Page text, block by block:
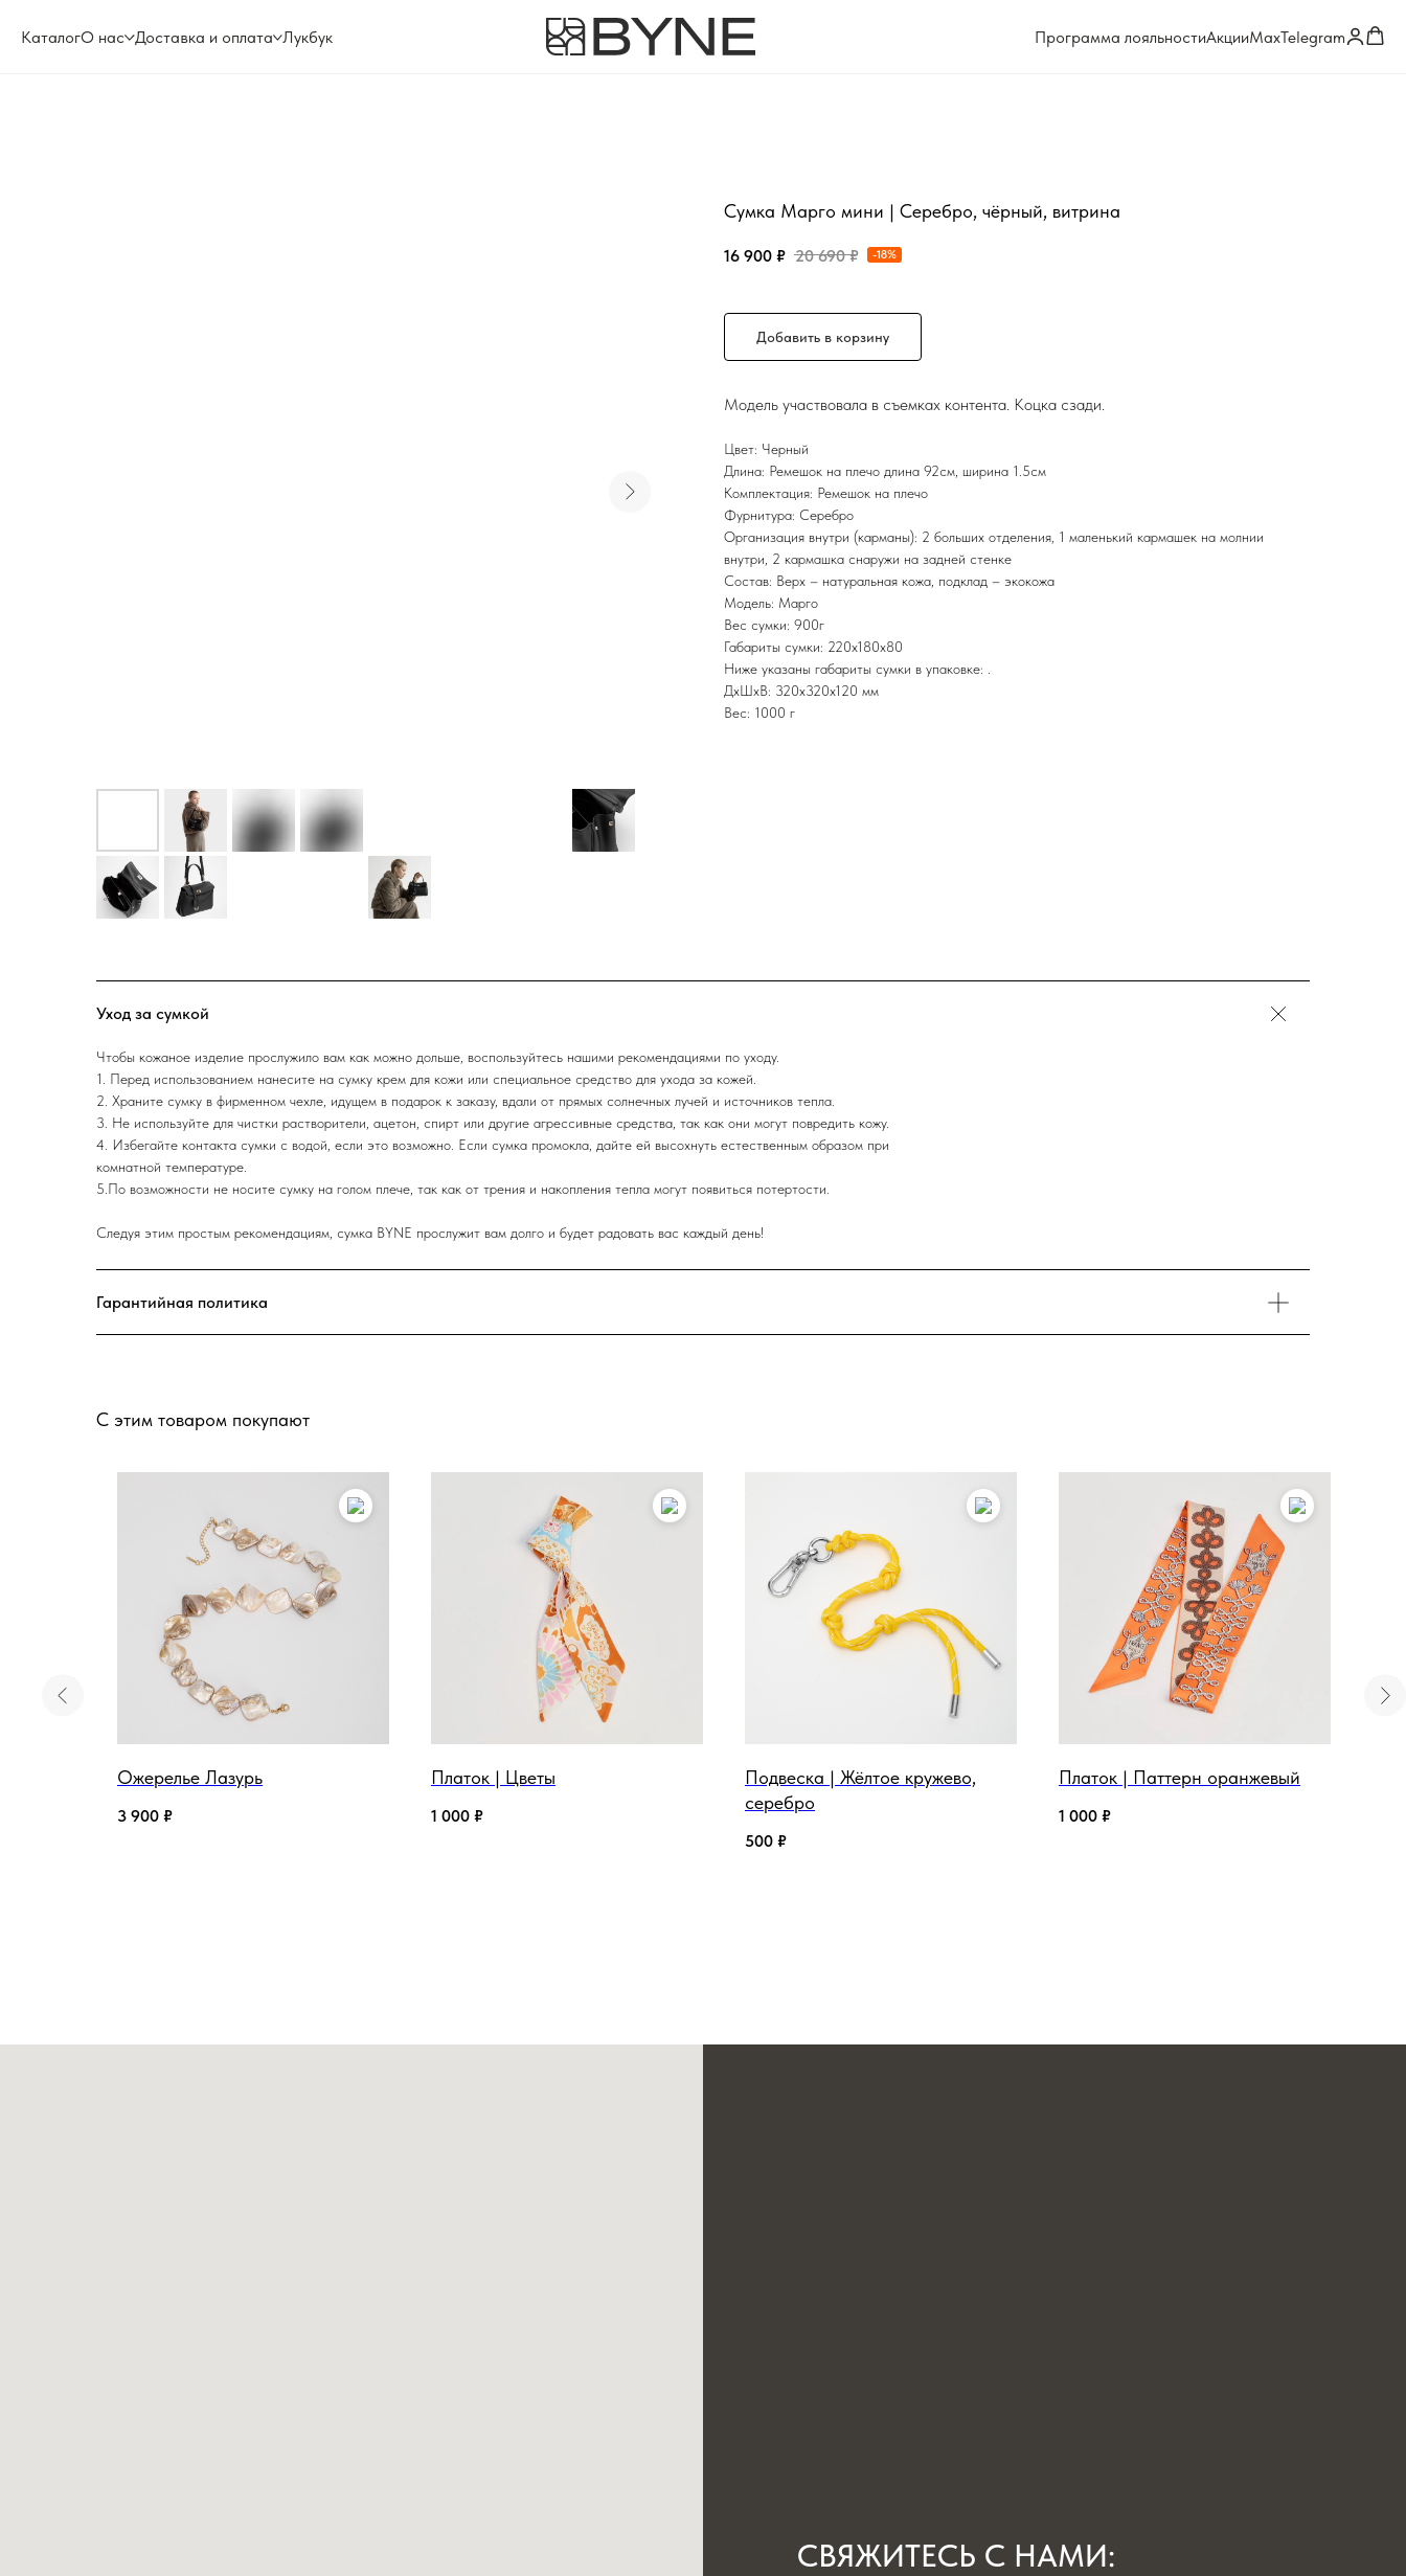
КаталогО нас Доставка и оплата Лукбук Программа лояльностиАкцииMaxTelegram
Сумка Марго мини | Серебро, чёрный, витрина
16 900 ₽ 20 690 ₽ -18%
Добавить в корзину
Модель участвовала в съемках контента. Коцка сзади.
Цвет: Черный
Длина: Ремешок на плечо длина 92см, ширина 1.5см
Комплектация: Ремешок на плечо
Фурнитура: Серебро
Организация внутри (карманы): 2 больших отделения, 1 маленький кармашек на молнии
внутри, 2 кармашка снаружи на задней стенке
Состав: Верх – натуральная кожа, подклад – экокожа
Модель: Марго
Вес сумки: 900г
Габариты сумки: 220х180х80
Ниже указаны габариты сумки в упаковке: .
ДxШxВ: 320x320x120 мм
Вес: 1000 г
Уход за сумкой
Чтобы кожаное изделие прослужило вам как можно дольше, воспользуйтесь нашими рекомендациями по уходу.
1. Перед использованием нанесите на сумку крем для кожи или специальное средство для ухода за кожей.
2. Храните сумку в фирменном чехле, идущем в подарок к заказу, вдали от прямых солнечных лучей и источников тепла.
3. Не используйте для чистки растворители, ацетон, спирт или другие агрессивные средства, так как они могут повредить кожу.
4. Избегайте контакта сумки с водой, если это возможно. Если сумка промокла, дайте ей высохнуть естественным образом при
комнатной температуре.
5.По возможности не носите сумку на голом плече, так как от трения и накопления тепла могут появиться потертости.
Следуя этим простым рекомендациям, сумка BYNE прослужит вам долго и будет радовать вас каждый день!
Гарантийная политика
С этим товаром покупают
Ожерелье Лазурь
3 900 ₽
Платок | Цветы
1 000 ₽
Подвеска | Жёлтое кружево,
серебро
500 ₽
Платок | Паттерн оранжевый
1 000 ₽
СВЯЖИТЕСЬ С НАМИ: